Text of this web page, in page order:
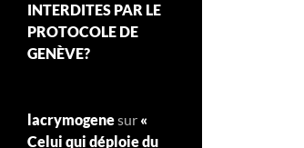
INTERDITES PAR LE
PROTOCOLE DE
GENÈVE?
lacrymogenesur «
Celui qui déploie du